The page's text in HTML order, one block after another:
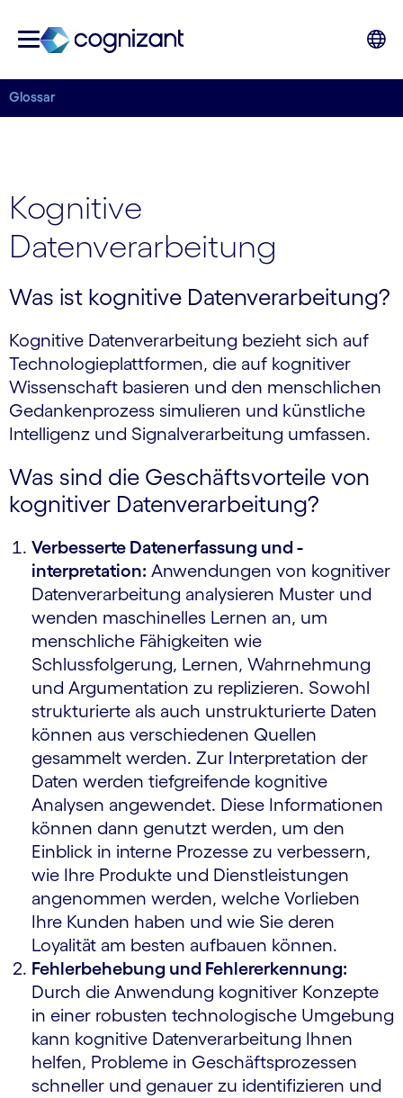
Glossar
Kognitive
Datenverarbeitung
Was ist kognitive Datenverarbeitung?
Kognitive Datenverarbeitung bezieht sich auf
Technologieplattformen, die auf kognitiver
Wissenschaft basieren und den menschlichen
Gedankenprozess simulieren und künstliche
Intelligenz und Signalverarbeitung umfassen.
Was sind die Geschäftsvorteile von
kognitiver Datenverarbeitung?
Verbesserte Datenerfassung und -
interpretation: Anwendungen von kognitiver
Datenverarbeitung analysieren Muster und
wenden maschinelles Lernen an, um
menschliche Fähigkeiten wie
Schlussfolgerung, Lernen, Wahrnehmung
und Argumentation zu replizieren. Sowohl
strukturierte als auch unstrukturierte Daten
können aus verschiedenen Quellen
gesammelt werden. Zur Interpretation der
Daten werden tiefgreifende kognitive
Analysen angewendet. Diese Informationen
können dann genutzt werden, um den
Einblick in interne Prozesse zu verbessern,
wie Ihre Produkte und Dienstleistungen
angenommen werden, welche Vorlieben
Ihre Kunden haben und wie Sie deren
Loyalität am besten aufbauen können.
Fehlerbehebung und Fehlererkennung:
Durch die Anwendung kognitiver Konzepte
in einer robusten technologische Umgebung
kann kognitive Datenverarbeitung Ihnen
helfen, Probleme in Geschäftsprozessen
schneller und genauer zu identifizieren und